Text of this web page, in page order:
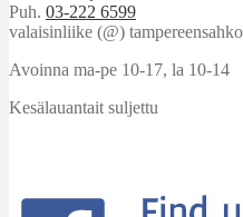
Puh. 03-222 6599
valaisinliike (@)
Avoinna ma-pe 10-17, la 10-14
Kesälauantait suljettu